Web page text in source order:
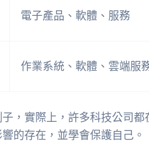
電子產品、軟體、服務
作業系統、軟體、雲端服
，實際上，許多科技公司
的存在，並學會保護自己。